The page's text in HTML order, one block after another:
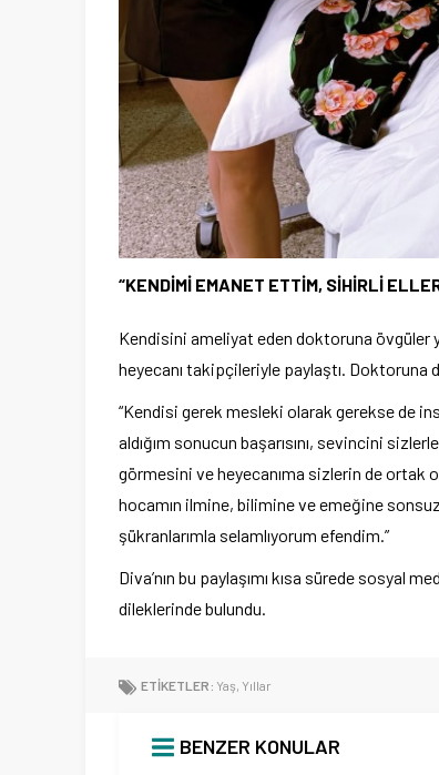
“KENDİMİ EMANET ETTİM, SİHİRLİ
Kendisini ameliyat eden doktoruna övgüler
heyecanı takipçileriyle paylaştı.
“Kendisi gerek mesleki olarak gerekse de
aldığım sonucun başarısını, sevincini
görmesini ve heyecanıma sizlerin de ortak
hocamın ilmine, bilimine ve emeğine
şükranlarımla selamlıyorum efendim.”
Diva’nın bu paylaşımı kısa sürede sosyal
dileklerinde bulundu.
ETİKETLER: Yaş, Yıllar
BENZER KONULAR